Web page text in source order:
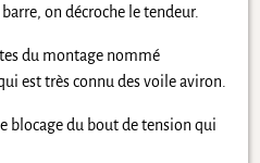
on décroche le tendeur.
du montage nommé
est très connu des voile aviron.
blocage du bout de tension qui